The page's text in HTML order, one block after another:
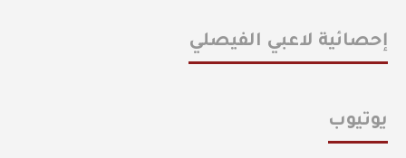
إحصائية لاعبي الفيصلي
يوتيوب